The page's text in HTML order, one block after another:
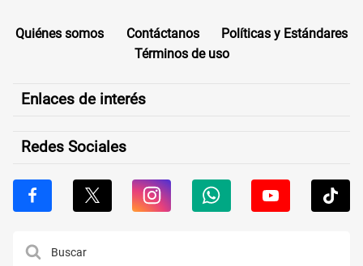
Quiénes somos Contáctanos
Políticas y Estándares
Términos de uso
Enlaces de interés
Redes Sociales